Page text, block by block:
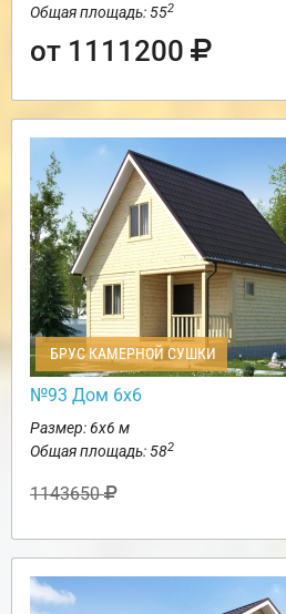
Общая площадь: 552
от 1111200
БРУС КАМЕРНОЙ СУШКИ
№93 Дом 6х6
Размер: 6х6 м
Общая площадь: 582
1143650